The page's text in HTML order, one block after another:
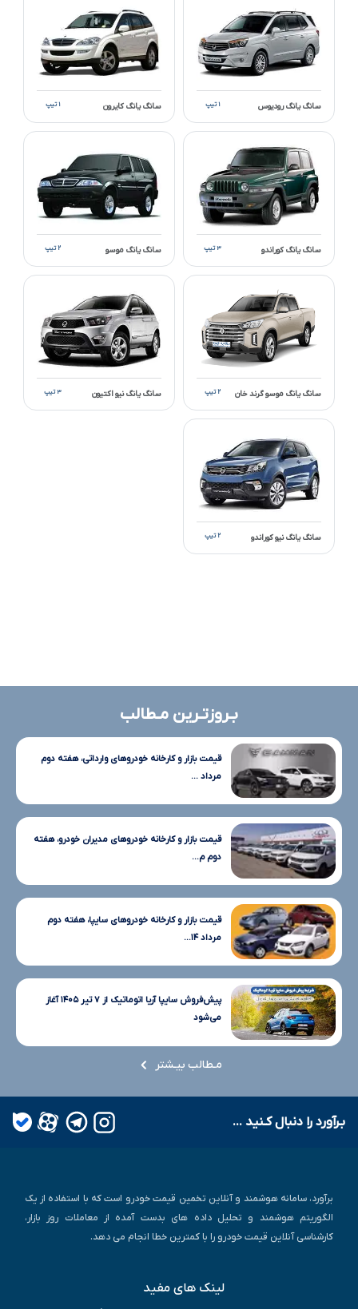
سانگ یانگ رودیوس ۱ تیپ سانگ یانگ کایرون ۱ تیپ
سانگ یانگ کوراندو ۳ تیپ سانگ یانگ موسو ۲ تیپ
سانگ یانگ موسو گرند خان ۲ تیپ سانگ یانگ نیو اکتیون ۳ تیپ
سانگ یانگ نیو کوراندو ۲ تیپ
بـروزتـرین مـطالب
قیمت بازار و کارخانه خودروهای وارداتی، هفته دوم
مرداد ...
قیمت بازار و کارخانه خودروهای مدیران خودرو، هفته
دوم م...
قیمت بازار و کارخانه خودروهای سایپا، هفته دوم
مرداد ۱۴...
پیش‌فروش سایپا آریا اتوماتیک از ۷ تیر ۱۴۰۵ آغاز
می‌شود
مـطالب بیـشتر
بـرآورد را دنبال کـنید ...
برآورد، سامانه هوشمند و آنلاین تخمین قیمت خودرو است که با استفاده از یک
الگوریتم هوشمند و تحلیل داده های بدست آمده از معاملات روز بازار،
کارشناسی آنلاین قیمت خودرو را با کمترین خطا انجام می دهد.
لینک های مفید